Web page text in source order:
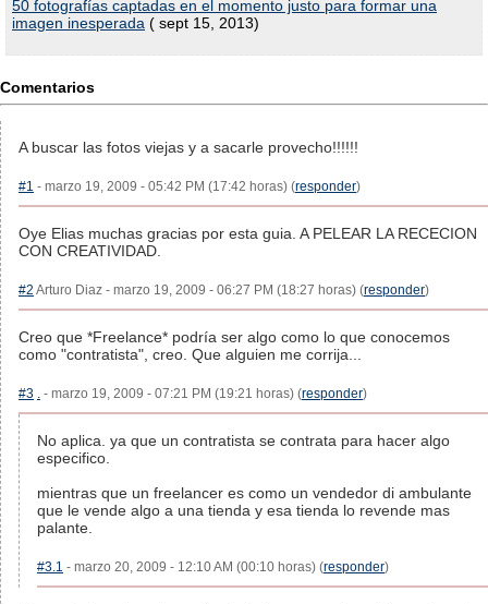
50 fotografías captadas en el momento justo para formar una
imagen inesperada ( sept 15, 2013)
Comentarios
A buscar las fotos viejas y a sacarle provecho!!!!!!
#1 - marzo 19, 2009 - 05:42 PM (17:42 horas) (responder)
Oye Elias muchas gracias por esta guia. A PELEAR LA RECECION
CON CREATIVIDAD.
#2 Arturo Diaz - marzo 19, 2009 - 06:27 PM (18:27 horas) (responder)
Creo que *Freelance* podría ser algo como lo que conocemos
como "contratista", creo. Que alguien me corrija...
#3 . - marzo 19, 2009 - 07:21 PM (19:21 horas) (responder)
No aplica. ya que un contratista se contrata para hacer algo
especifico.
mientras que un freelancer es como un vendedor di ambulante
que le vende algo a una tienda y esa tienda lo revende mas
palante.
#3.1 - marzo 20, 2009 - 12:10 AM (00:10 horas) (responder)